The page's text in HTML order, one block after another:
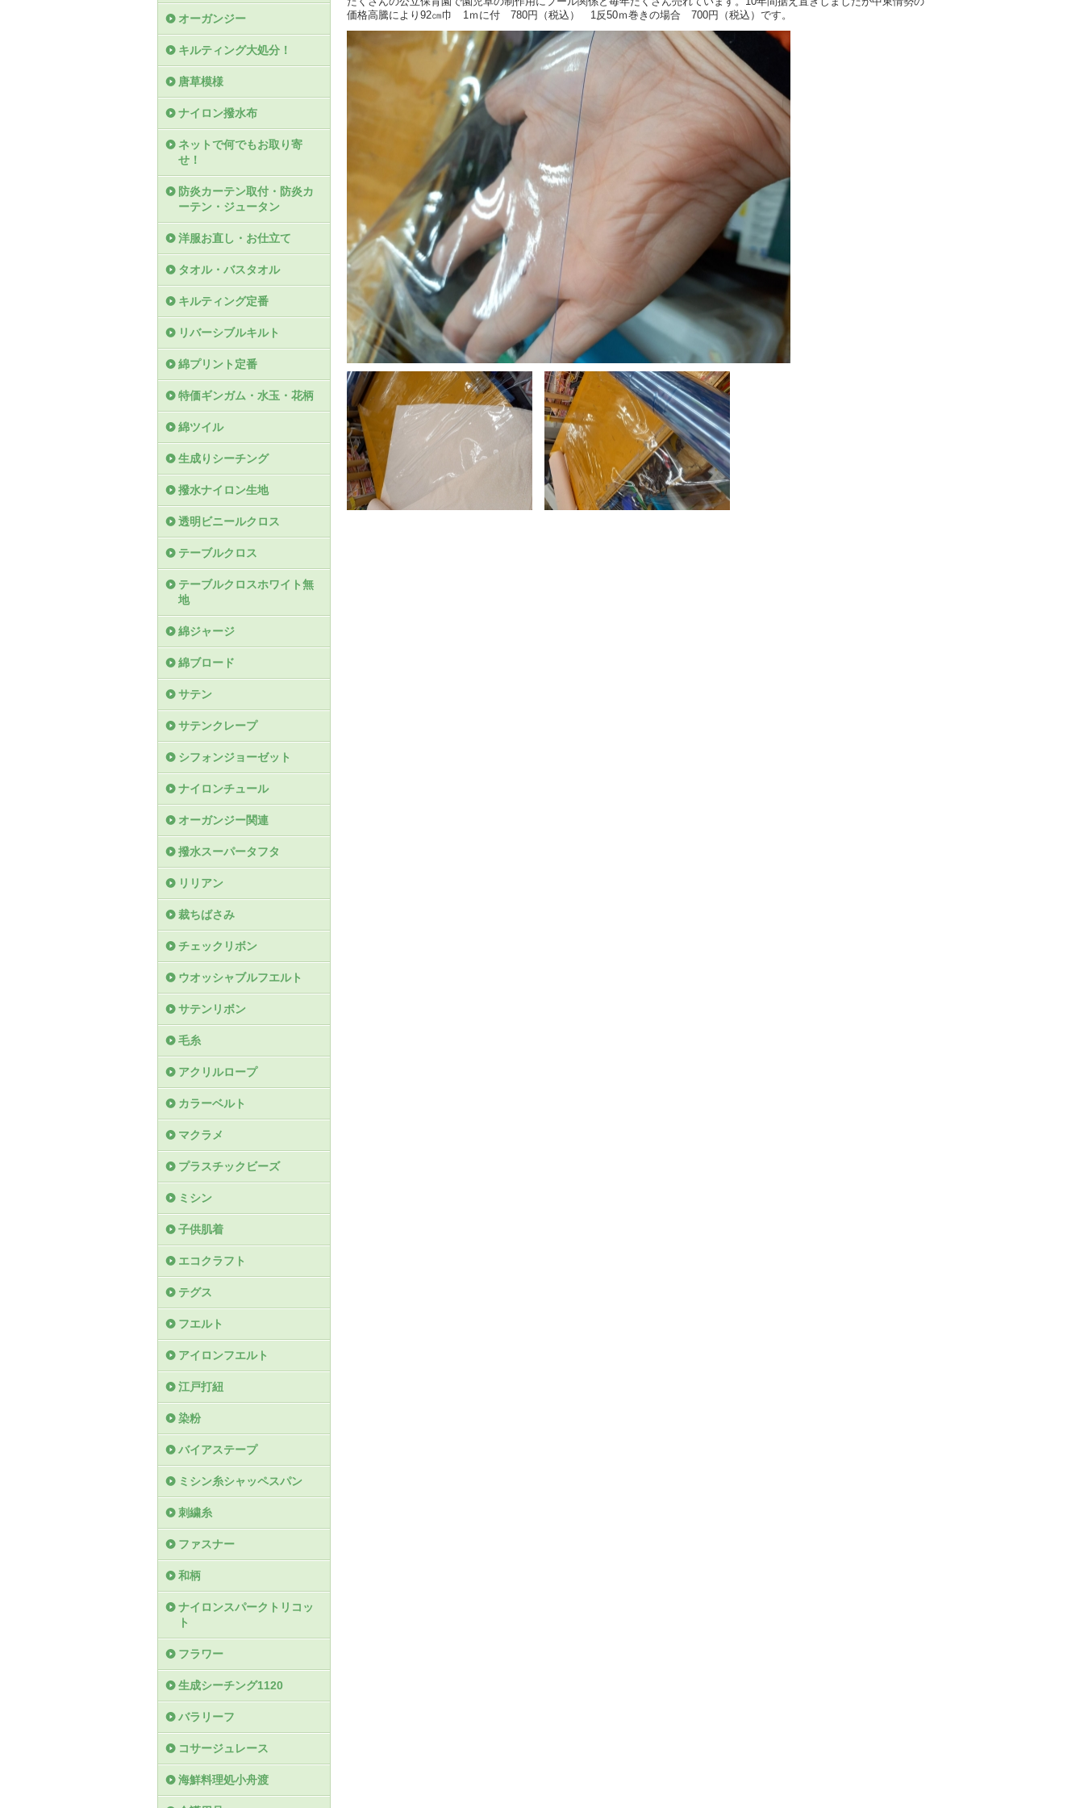
価格高騰により92㎝巾 1ｍに付 780円（税込） 1反50ｍ巻きの場合 700円（税込）です。
オーガンジー
キルティング大処分！
唐草模様
ナイロン撥水布
ネットで何でもお取り寄
せ！
防炎カーテン取付・防炎カ
ーテン・ジュータン
洋服お直し・お仕立て
タオル・バスタオル
キルティング定番
リバーシブルキルト
綿プリント定番
特価ギンガム・水玉・花柄
綿ツイル
生成りシーチング
撥水ナイロン生地
透明ビニールクロス
テーブルクロス
テーブルクロスホワイト無
地
綿ジャージ
綿ブロード
サテン
サテンクレープ
シフォンジョーゼット
ナイロンチュール
オーガンジー関連
撥水スーパータフタ
リリアン
裁ちばさみ
チェックリボン
ウオッシャブルフエルト
サテンリボン
毛糸
アクリルロープ
カラーベルト
マクラメ
プラスチックビーズ
ミシン
子供肌着
エコクラフト
テグス
フエルト
アイロンフエルト
江戸打紐
染粉
バイアステープ
ミシン糸シャッペスパン
刺繍糸
ファスナー
和柄
ナイロンスパークトリコッ
ト
フラワー
生成シーチング1120
バラリーフ
コサージュレース
海鮮料理処小舟渡